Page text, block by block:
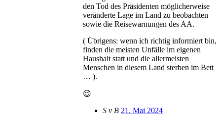
den Tod des Präsidenten möglicherweise
veränderte Lage im Land zu beobachten
sowie die Reisewarnungen des AA.
( Übrigens: wenn ich richtig informiert bin,
finden die meisten Unfälle im eigenen
Haushalt statt und die allermeisten
Menschen in diesem Land sterben im Bett
… ).
😉
S v B 21. Mai 2024